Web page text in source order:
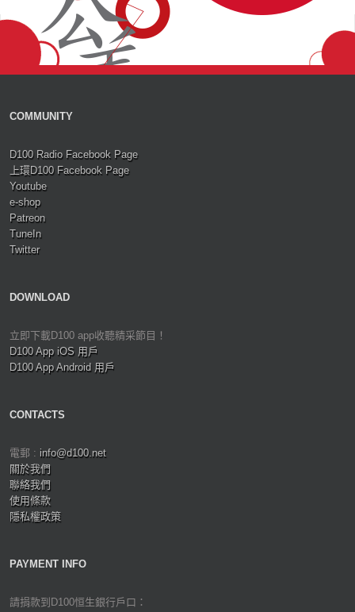
COMMUNITY
D100 Radio Facebook Page
上環D100 Facebook Page
Youtube
e-shop
Patreon
TuneIn
Twitter
DOWNLOAD
立即下載D100 app收聽精采節目！
D100 App iOS 用戶
D100 App Android 用戶
CONTACTS
電郵 : info@d100.net
關於我們
聯絡我們
使用條款
隱私權政策
PAYMENT INFO
請捐款到D100恒生銀行戶口：